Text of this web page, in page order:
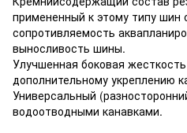
примененный к этому типу шин
сопротивляемость
выносливость шины.
Улучшенная боковая
дополнительному укреплению
Универсальный
водоотводными канавками.